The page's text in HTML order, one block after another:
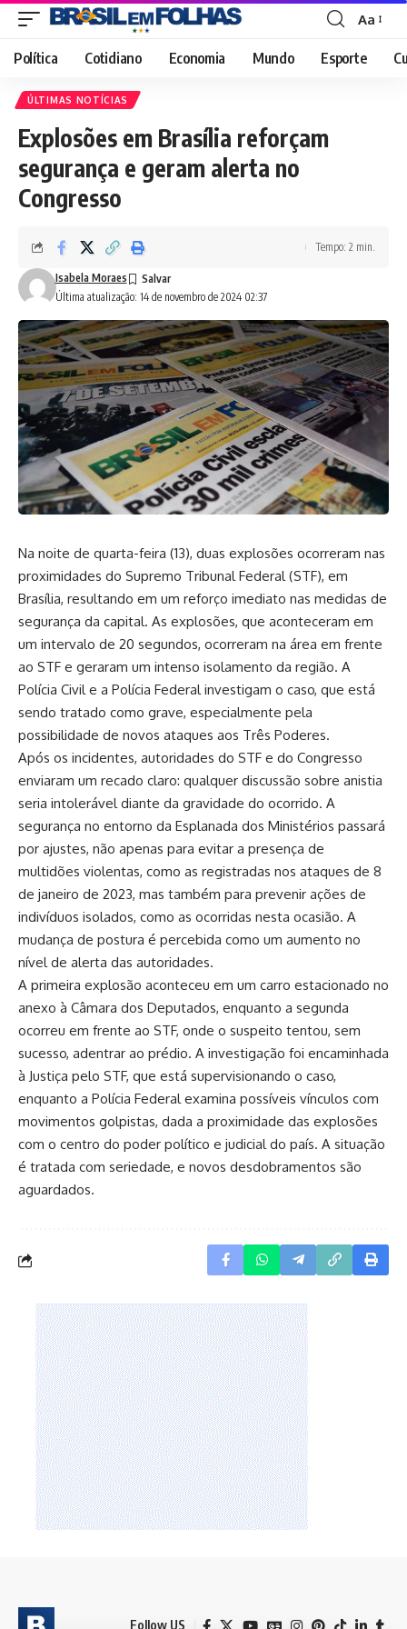
Font
Resizer
Aa
Política Cotidiano Economia Mundo Esporte
ÚLTIMAS NOTÍCIAS
Explosões em Brasília reforçam
segurança e geram alerta no
Congresso
Última atualização: 14 de novembro de 2024 02:37
Isabela Moraes
Tempo: 2 min.
Na noite de quarta-feira (13), duas explosões ocorreram nas
proximidades do Supremo Tribunal Federal (STF), em
Brasília, resultando em um reforço imediato nas medidas de
segurança da capital. As explosões, que aconteceram em
um intervalo de 20 segundos, ocorreram na área em frente
ao STF e geraram um intenso isolamento da região. A
Polícia Civil e a Polícia Federal investigam o caso, que está
sendo tratado como grave, especialmente pela
possibilidade de novos ataques aos Três Poderes.
Após os incidentes, autoridades do STF e do Congresso
enviaram um recado claro: qualquer discussão sobre anistia
seria intolerável diante da gravidade do ocorrido. A
segurança no entorno da Esplanada dos Ministérios passará
por ajustes, não apenas para evitar a presença de
multidões violentas, como as registradas nos ataques de 8
de janeiro de 2023, mas também para prevenir ações de
indivíduos isolados, como as ocorridas nesta ocasião. A
mudança de postura é percebida como um aumento no
nível de alerta das autoridades.
A primeira explosão aconteceu em um carro estacionado no
anexo à Câmara dos Deputados, enquanto a segunda
ocorreu em frente ao STF, onde o suspeito tentou, sem
sucesso, adentrar ao prédio. A investigação foi encaminhada
à Justiça pelo STF, que está supervisionando o caso,
enquanto a Polícia Federal examina possíveis vínculos com
movimentos golpistas, dada a proximidade das explosões
com o centro do poder político e judicial do país. A situação
é tratada com seriedade, e novos desdobramentos são
aguardados.
Follow US